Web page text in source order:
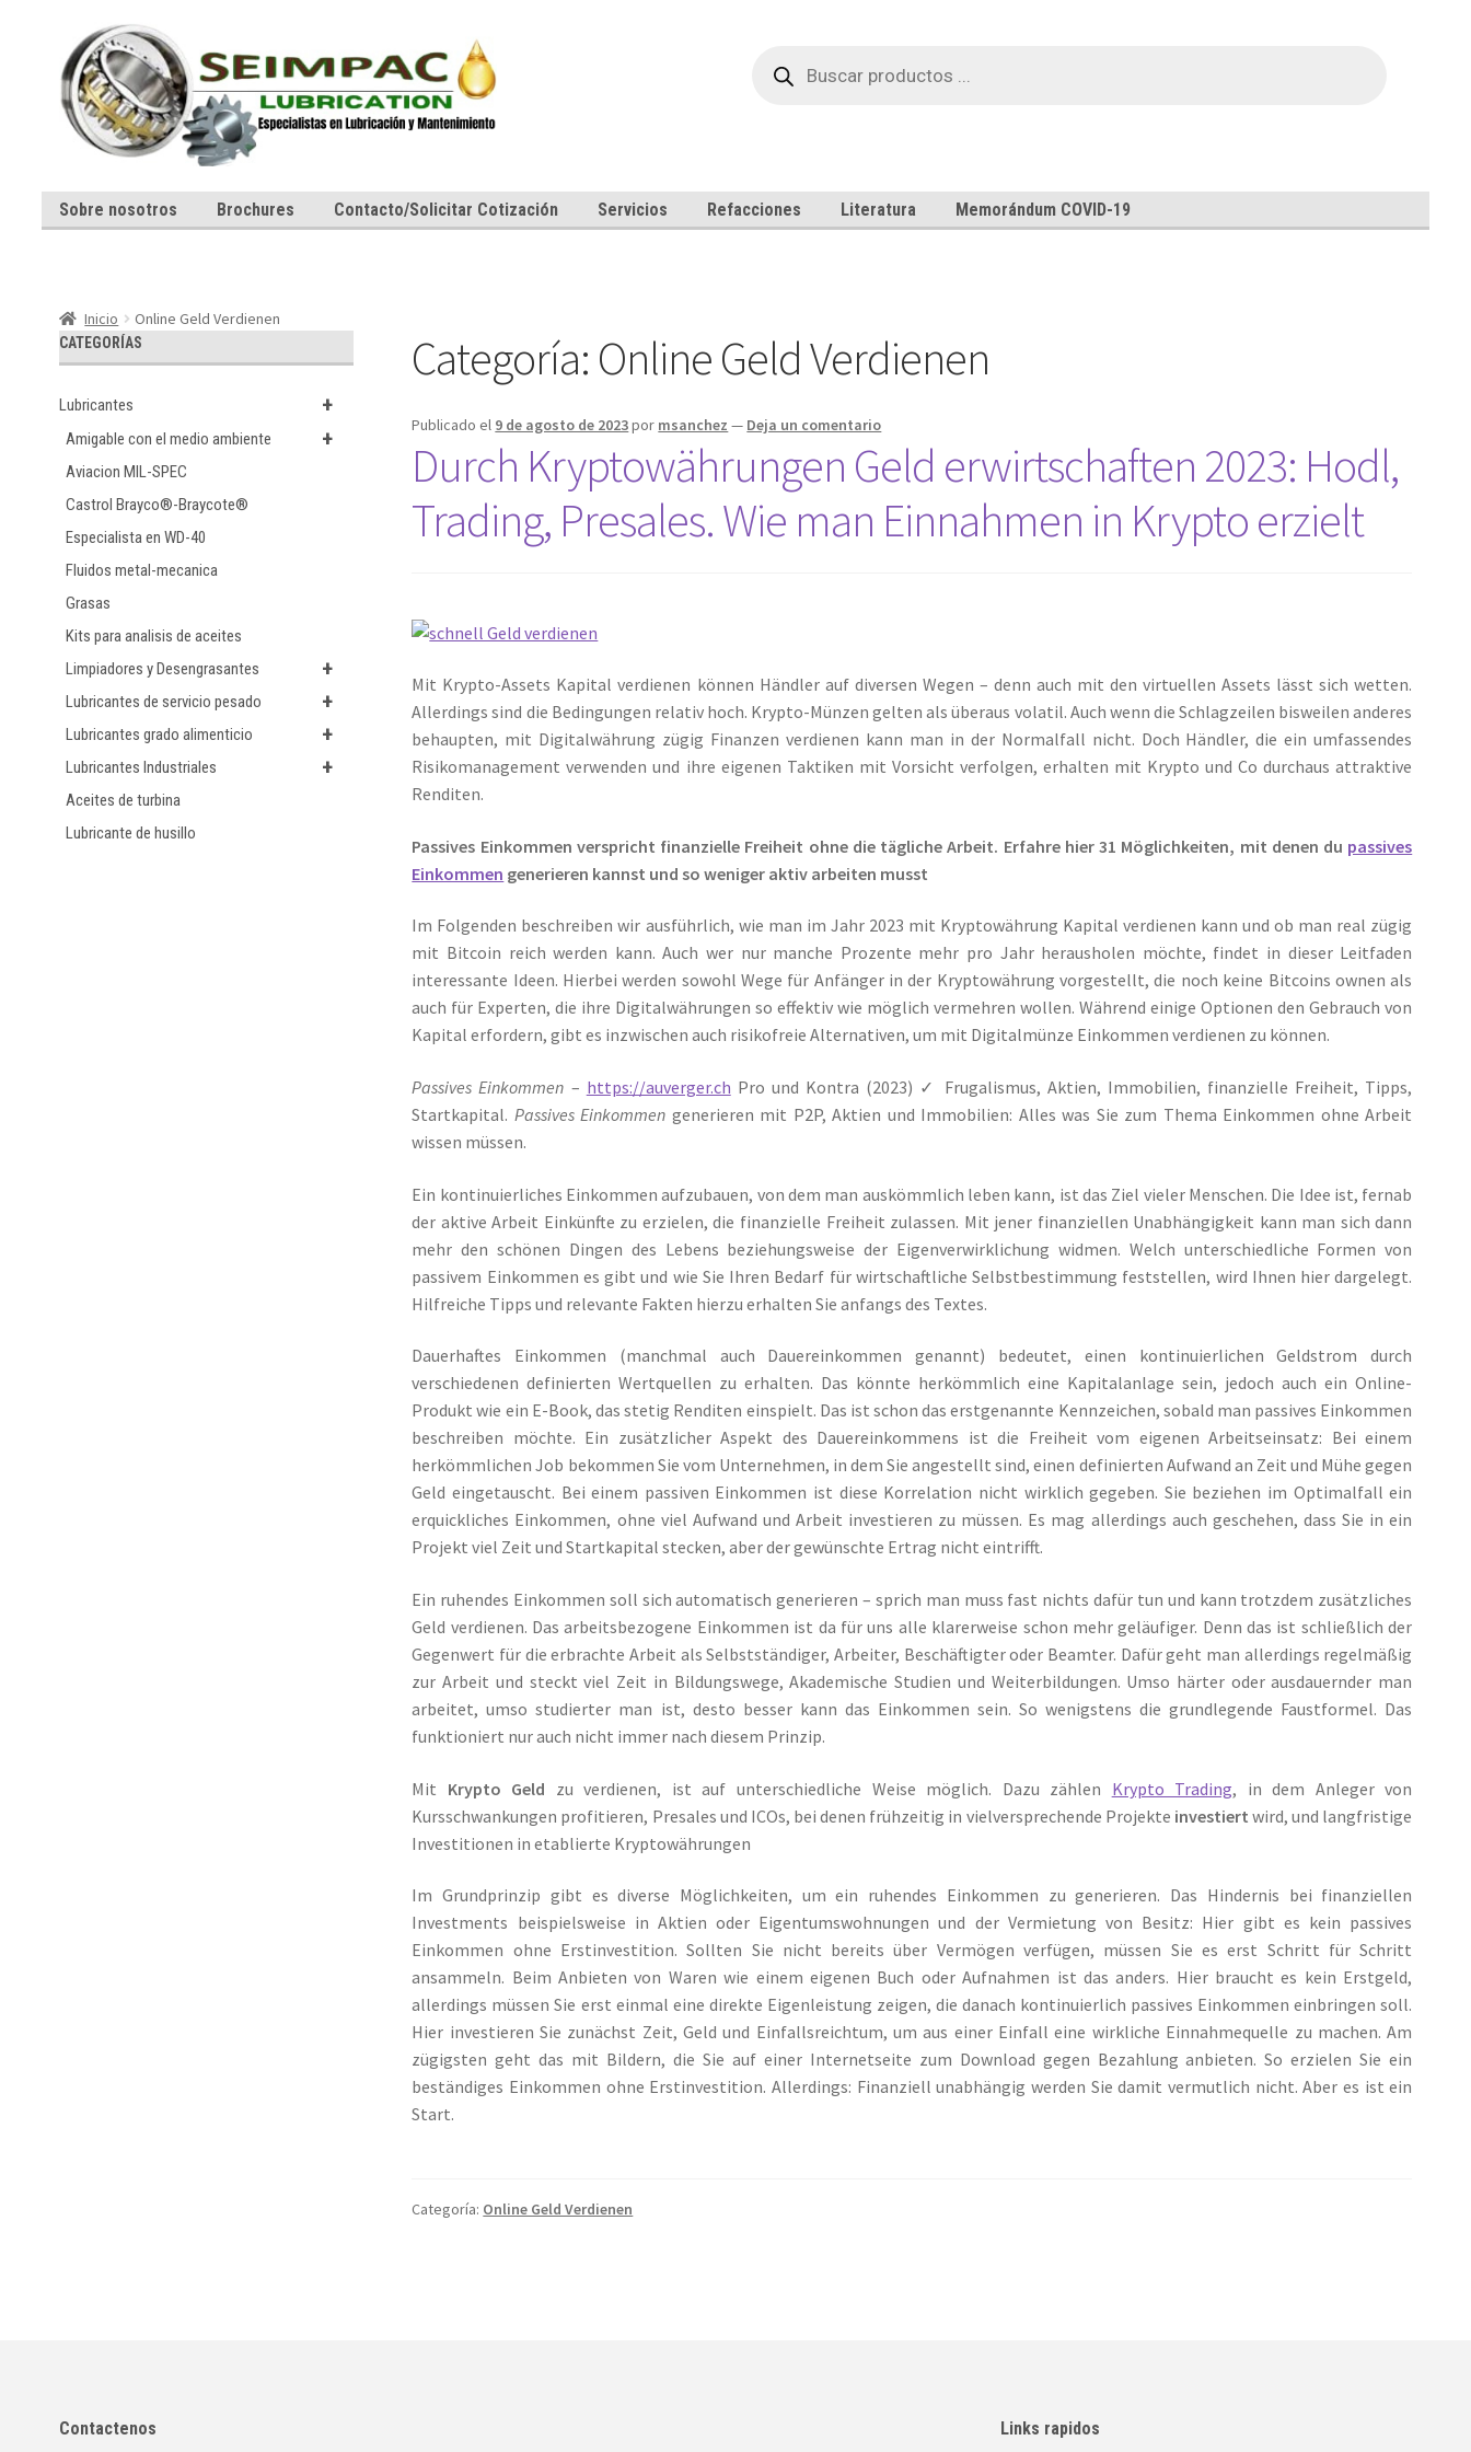
a
la
navegación
al
contenido
productos
Sobre nosotros Brochures Contacto/Solicitar Cotización Servicios Refacciones Literatura Memorándum COVID-19
Inicio Online Geld Verdienen
Categoría: Online Geld Verdienen
Publicado el 9 de agosto de 2023por msanchez — Deja un comentario
Durch Kryptowährungen Geld erwirtschaften 2023: Hodl,
Trading, Presales. Wie man Einnahmen in Krypto erzielt
Mit Krypto-Assets Kapital verdienen können Händler auf diversen Wegen – denn auch mit den virtuellen Assets lässt sich wetten.
Allerdings sind die Bedingungen relativ hoch. Krypto-Münzen gelten als überaus volatil. Auch wenn die Schlagzeilen bisweilen anderes
behaupten, mit Digitalwährung zügig Finanzen verdienen kann man in der Normalfall nicht. Doch Händler, die ein umfassendes
Risikomanagement verwenden und ihre eigenen Taktiken mit Vorsicht verfolgen, erhalten mit Krypto und Co durchaus attraktive
Renditen.
Passives Einkommen verspricht finanzielle Freiheit ohne die tägliche Arbeit. Erfahre hier 31 Möglichkeiten, mit denen du passives
Einkommen generieren kannst und so weniger aktiv arbeiten musst
Im Folgenden beschreiben wir ausführlich, wie man im Jahr 2023 mit Kryptowährung Kapital verdienen kann und ob man real zügig
mit Bitcoin reich werden kann. Auch wer nur manche Prozente mehr pro Jahr herausholen möchte, findet in dieser Leitfaden
interessante Ideen. Hierbei werden sowohl Wege für Anfänger in der Kryptowährung vorgestellt, die noch keine Bitcoins ownen als
auch für Experten, die ihre Digitalwährungen so effektiv wie möglich vermehren wollen. Während einige Optionen den Gebrauch von
Kapital erfordern, gibt es inzwischen auch risikofreie Alternativen, um mit Digitalmünze Einkommen verdienen zu können.
Passives Einkommen – https://auverger.ch Pro und Kontra (2023) ✓ Frugalismus, Aktien, Immobilien, finanzielle Freiheit, Tipps,
Startkapital. Passives Einkommen generieren mit P2P, Aktien und Immobilien: Alles was Sie zum Thema Einkommen ohne Arbeit
wissen müssen.
Ein kontinuierliches Einkommen aufzubauen, von dem man auskömmlich leben kann, ist das Ziel vieler Menschen. Die Idee ist, fernab
der aktive Arbeit Einkünfte zu erzielen, die finanzielle Freiheit zulassen. Mit jener finanziellen Unabhängigkeit kann man sich dann
mehr den schönen Dingen des Lebens beziehungsweise der Eigenverwirklichung widmen. Welch unterschiedliche Formen von
passivem Einkommen es gibt und wie Sie Ihren Bedarf für wirtschaftliche Selbstbestimmung feststellen, wird Ihnen hier dargelegt.
Hilfreiche Tipps und relevante Fakten hierzu erhalten Sie anfangs des Textes.
Dauerhaftes Einkommen (manchmal auch Dauereinkommen genannt) bedeutet, einen kontinuierlichen Geldstrom durch
verschiedenen definierten Wertquellen zu erhalten. Das könnte herkömmlich eine Kapitalanlage sein, jedoch auch ein Online-
Produkt wie ein E-Book, das stetig Renditen einspielt. Das ist schon das erstgenannte Kennzeichen, sobald man passives Einkommen
beschreiben möchte. Ein zusätzlicher Aspekt des Dauereinkommens ist die Freiheit vom eigenen Arbeitseinsatz: Bei einem
herkömmlichen Job bekommen Sie vom Unternehmen, in dem Sie angestellt sind, einen definierten Aufwand an Zeit und Mühe gegen
Geld eingetauscht. Bei einem passiven Einkommen ist diese Korrelation nicht wirklich gegeben. Sie beziehen im Optimalfall ein
erquickliches Einkommen, ohne viel Aufwand und Arbeit investieren zu müssen. Es mag allerdings auch geschehen, dass Sie in ein
Projekt viel Zeit und Startkapital stecken, aber der gewünschte Ertrag nicht eintrifft.
Ein ruhendes Einkommen soll sich automatisch generieren – sprich man muss fast nichts dafür tun und kann trotzdem zusätzliches
Geld verdienen. Das arbeitsbezogene Einkommen ist da für uns alle klarerweise schon mehr geläufiger. Denn das ist schließlich der
Gegenwert für die erbrachte Arbeit als Selbstständiger, Arbeiter, Beschäftigter oder Beamter. Dafür geht man allerdings regelmäßig
zur Arbeit und steckt viel Zeit in Bildungswege, Akademische Studien und Weiterbildungen. Umso härter oder ausdauernder man
arbeitet, umso studierter man ist, desto besser kann das Einkommen sein. So wenigstens die grundlegende Faustformel. Das
funktioniert nur auch nicht immer nach diesem Prinzip.
Mit Krypto Geld zu verdienen, ist auf unterschiedliche Weise möglich. Dazu zählen Krypto Trading, in dem Anleger von
Kursschwankungen profitieren, Presales und ICOs, bei denen frühzeitig in vielversprechende Projekte investiert wird, und langfristige
Investitionen in etablierte Kryptowährungen
Im Grundprinzip gibt es diverse Möglichkeiten, um ein ruhendes Einkommen zu generieren. Das Hindernis bei finanziellen
Investments beispielsweise in Aktien oder Eigentumswohnungen und der Vermietung von Besitz: Hier gibt es kein passives
Einkommen ohne Erstinvestition. Sollten Sie nicht bereits über Vermögen verfügen, müssen Sie es erst Schritt für Schritt
ansammeln. Beim Anbieten von Waren wie einem eigenen Buch oder Aufnahmen ist das anders. Hier braucht es kein Erstgeld,
allerdings müssen Sie erst einmal eine direkte Eigenleistung zeigen, die danach kontinuierlich passives Einkommen einbringen soll.
Hier investieren Sie zunächst Zeit, Geld und Einfallsreichtum, um aus einer Einfall eine wirkliche Einnahmequelle zu machen. Am
zügigsten geht das mit Bildern, die Sie auf einer Internetseite zum Download gegen Bezahlung anbieten. So erzielen Sie ein
beständiges Einkommen ohne Erstinvestition. Allerdings: Finanziell unabhängig werden Sie damit vermutlich nicht. Aber es ist ein
Start.
Categoría: Online Geld Verdienen
CATEGORÍAS
+
Lubricantes
+
Amigable con el medio ambiente
Aviacion MIL-SPEC
Castrol Brayco®-Braycote®
Especialista en WD-40
Fluidos metal-mecanica
Grasas
Kits para analisis de aceites
+
Limpiadores y Desengrasantes
+
Lubricantes de servicio pesado
+
Lubricantes grado alimenticio
+
Lubricantes Industriales
Aceites de turbina
Lubricante de husillo
Contactenos Links rapidos